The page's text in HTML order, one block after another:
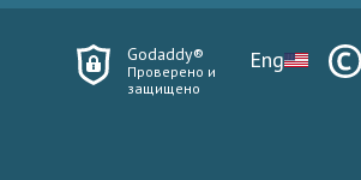
Godaddy®
Проверено и
защищено
Eng